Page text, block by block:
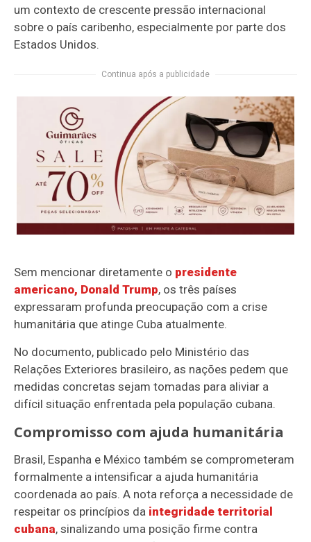
um contexto de crescente pressão internacional
sobre o país caribenho, especialmente por parte dos
Estados Unidos.
Continua após a publicidade
Sem mencionar diretamente o presidente
americano, Donald Trump, os três países
expressaram profunda preocupação com a crise
humanitária que atinge Cuba atualmente.
No documento, publicado pelo Ministério das
Relações Exteriores brasileiro, as nações pedem que
medidas concretas sejam tomadas para aliviar a
difícil situação enfrentada pela população cubana.
Compromisso com ajuda humanitária
Brasil, Espanha e México também se comprometeram
formalmente a intensificar a ajuda humanitária
coordenada ao país. A nota reforça a necessidade de
respeitar os princípios da integridade territorial
cubana, sinalizando uma posição firme contra